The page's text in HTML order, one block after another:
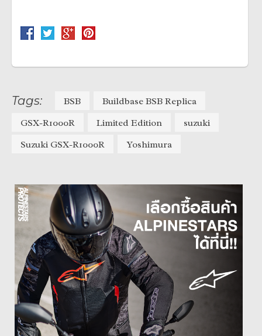
Tags: BSB
Buildbase BSB Replica
GSX-R1000R
Limited Edition
suzuki
Suzuki GSX-R1000R
Yoshimura